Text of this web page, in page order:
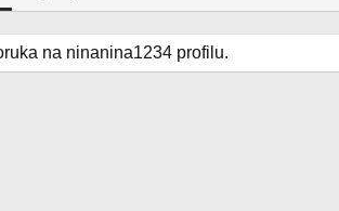
na ninanina1234 profilu.